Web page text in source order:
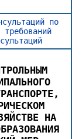
по
требований
НА